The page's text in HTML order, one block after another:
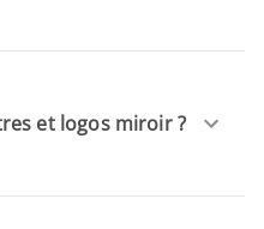
et logos miroir ?